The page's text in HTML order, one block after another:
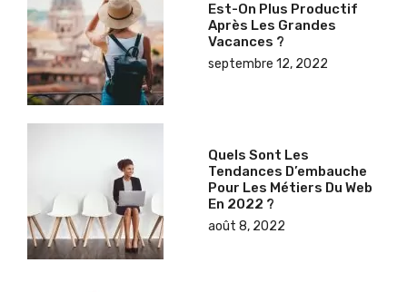
Est-On Plus Productif
Après Les Grandes
Vacances ?
septembre 12, 2022
Quels Sont Les
Tendances D’embauche
Pour Les Métiers Du Web
En 2022 ?
août 8, 2022